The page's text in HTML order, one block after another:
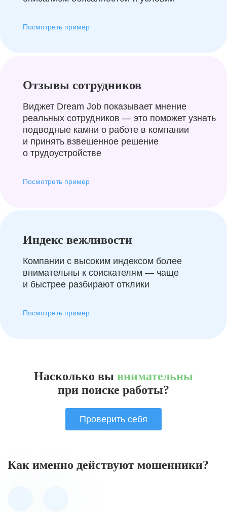
Посмотреть пример
Отзывы сотрудников
Виджет Dream Job показывает мнение
реальных сотрудников — это поможет узнать
подводные камни о работе в компании
и принять взвешенное решение
о трудоустройстве
Посмотреть пример
Индекс вежливости
Компании с высоким индексом более
внимательны к соискателям — чаще
и быстрее разбирают отклики
Посмотреть пример
Насколько вы внимательны
при поиске работы?
Проверить себя
Как именно действуют мошенники?